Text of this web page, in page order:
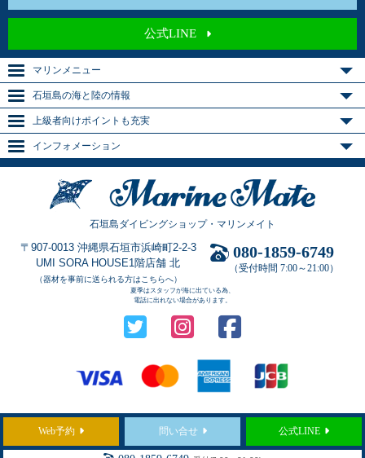
公式LINE
マリンメニュー
石垣島の海と陸の情報
上級者向けポイントも充実
インフォメーション
石垣島ダイビングショップ・マリンメイト
〒907-0013 沖縄県石垣市浜崎町2-2-3
UMI SORA HOUSE1階店舗 北
（器材を事前に送られる方はこちらへ）
080-1859-6749
（受付時間 7:00～21:00）
夏季はスタッフが海に出ている為、
電話に出れない場合があります。
石垣島のダイビングショップ「マリンメイト」
Web予約 問い合せ 公式LINE